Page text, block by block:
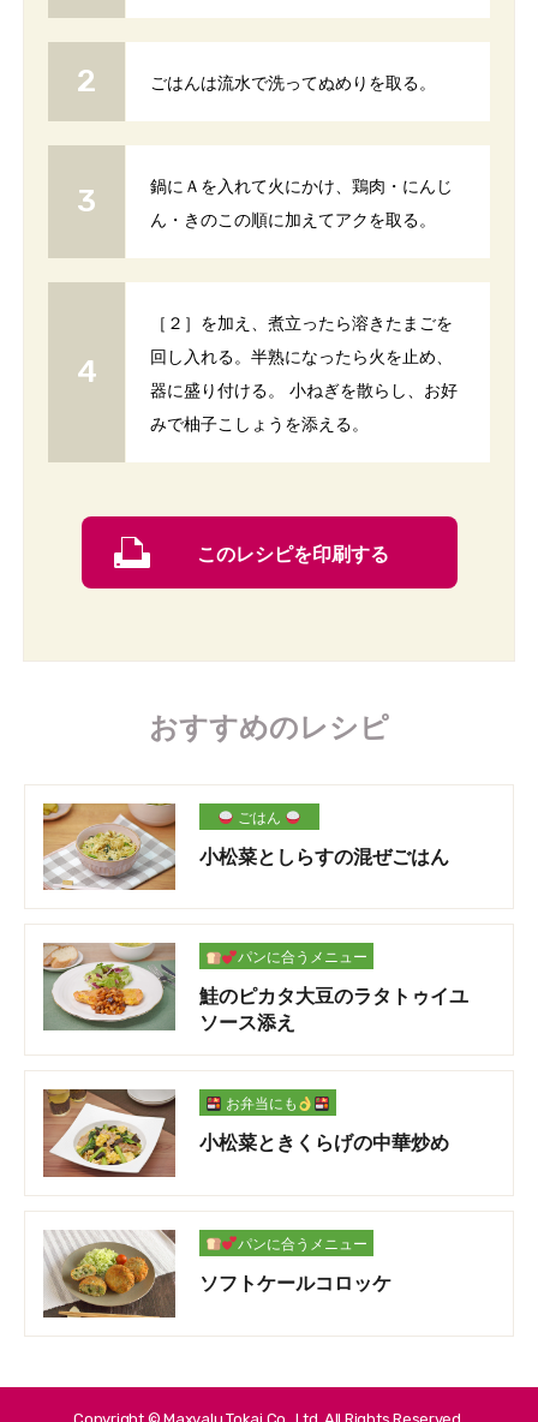
ごはんは流水で洗ってぬめりを取る。
鍋にＡを入れて火にかけ、鶏肉・にんじ
ん・きのこの順に加えてアクを取る。
［２］を加え、煮立ったら溶きたまごを
回し入れる。半熟になったら火を止め、
器に盛り付ける。 小ねぎを散らし、お好
みで柚子こしょうを添える。
このレシピを印刷する
おすすめのレシピ
ごはん
小松菜としらすの混ぜごはん
パンに合うメニュー
鮭のピカタ大豆のラタトゥイユ
ソース添え
お弁当にも
小松菜ときくらげの中華炒め
パンに合うメニュー
ソフトケールコロッケ